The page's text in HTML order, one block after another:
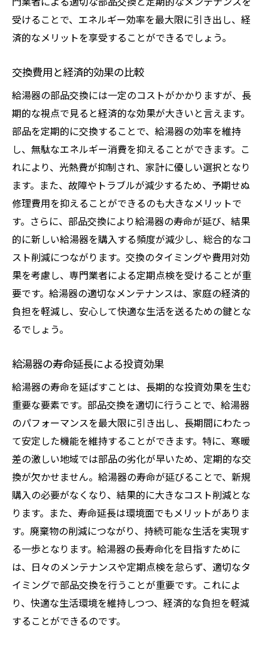
受けることで、エネルギー効率を最大限に引き出し、経
済的なメリットを享受することができるでしょう。
交換費用と経済的効果の比較
給湯器の部品交換には一定のコストがかかりますが、長
期的な視点で見ると経済的な効果が大きいと言えます。
部品を定期的に交換することで、給湯器の効率を維持
し、無駄なエネルギー消費を抑えることができます。こ
れにより、光熱費が抑制され、家計に優しい選択となり
ます。また、故障やトラブルが減少するため、予期せぬ
修理費用を抑えることができるのも大きなメリットで
す。さらに、部品交換により給湯器の寿命が延び、結果
的に新しい給湯器を購入する頻度が減少し、総合的なコ
スト削減につながります。交換のタイミングや費用対効
果を考慮し、専門業者による定期点検を受けることが重
要です。給湯器の適切なメンテナンスは、家庭の経済的
負担を軽減し、安心して快適な生活を送るための鍵とな
るでしょう。
給湯器の寿命延長による投資効果
給湯器の寿命を延ばすことは、長期的な投資効果を生む
重要な要素です。部品交換を適切に行うことで、給湯器
のパフォーマンスを最大限に引き出し、長期間にわたっ
て安定した機能を維持することができます。特に、寒暖
差の激しい地域では部品の劣化が早いため、定期的な交
換が欠かせません。給湯器の寿命が延びることで、新規
購入の必要がなくなり、結果的に大きなコスト削減とな
ります。また、寿命延長は環境面でもメリットがありま
す。廃棄物の削減につながり、持続可能な生活を実現す
る一歩となります。給湯器の長寿命化を目指すために
は、日々のメンテナンスや定期点検を怠らず、適切なタ
イミングで部品交換を行うことが重要です。これによ
り、快適な生活環境を維持しつつ、経済的な負担を軽減
することができるのです。